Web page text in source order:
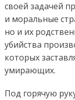
своей задачей
и моральные
но и их
убийства
которых
умирающих.
Под горячую